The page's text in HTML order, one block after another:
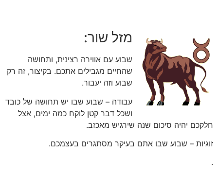
מזל שור:
שבוע עם אווירה רצינית, ותחושה
שהחיים מגבילים אתכם. בקיצור, זה רק
שבוע וזה יעבור.
עבודה – שבוע שבו יש תחושה של כובד
ושכל דבר קטן לוקח כמה ימים, אצל
חלקכם יהיה סיכום שנה שירגיש מאכזב.
זוגיות – שבוע שבו אתם בעיקר מסתגרים בעצמכם.
.